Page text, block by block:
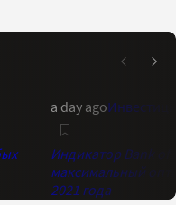
a day ago
Индикатор Bank of
максимальный
2021 года